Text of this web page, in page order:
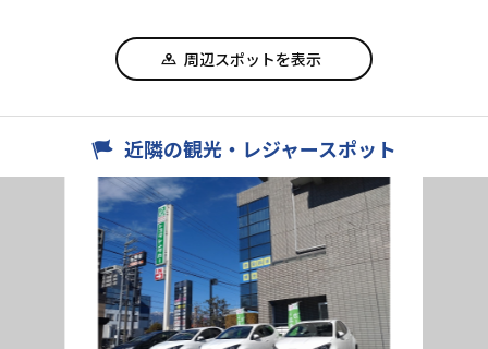
周辺スポットを表示
近隣の観光・レジャースポット